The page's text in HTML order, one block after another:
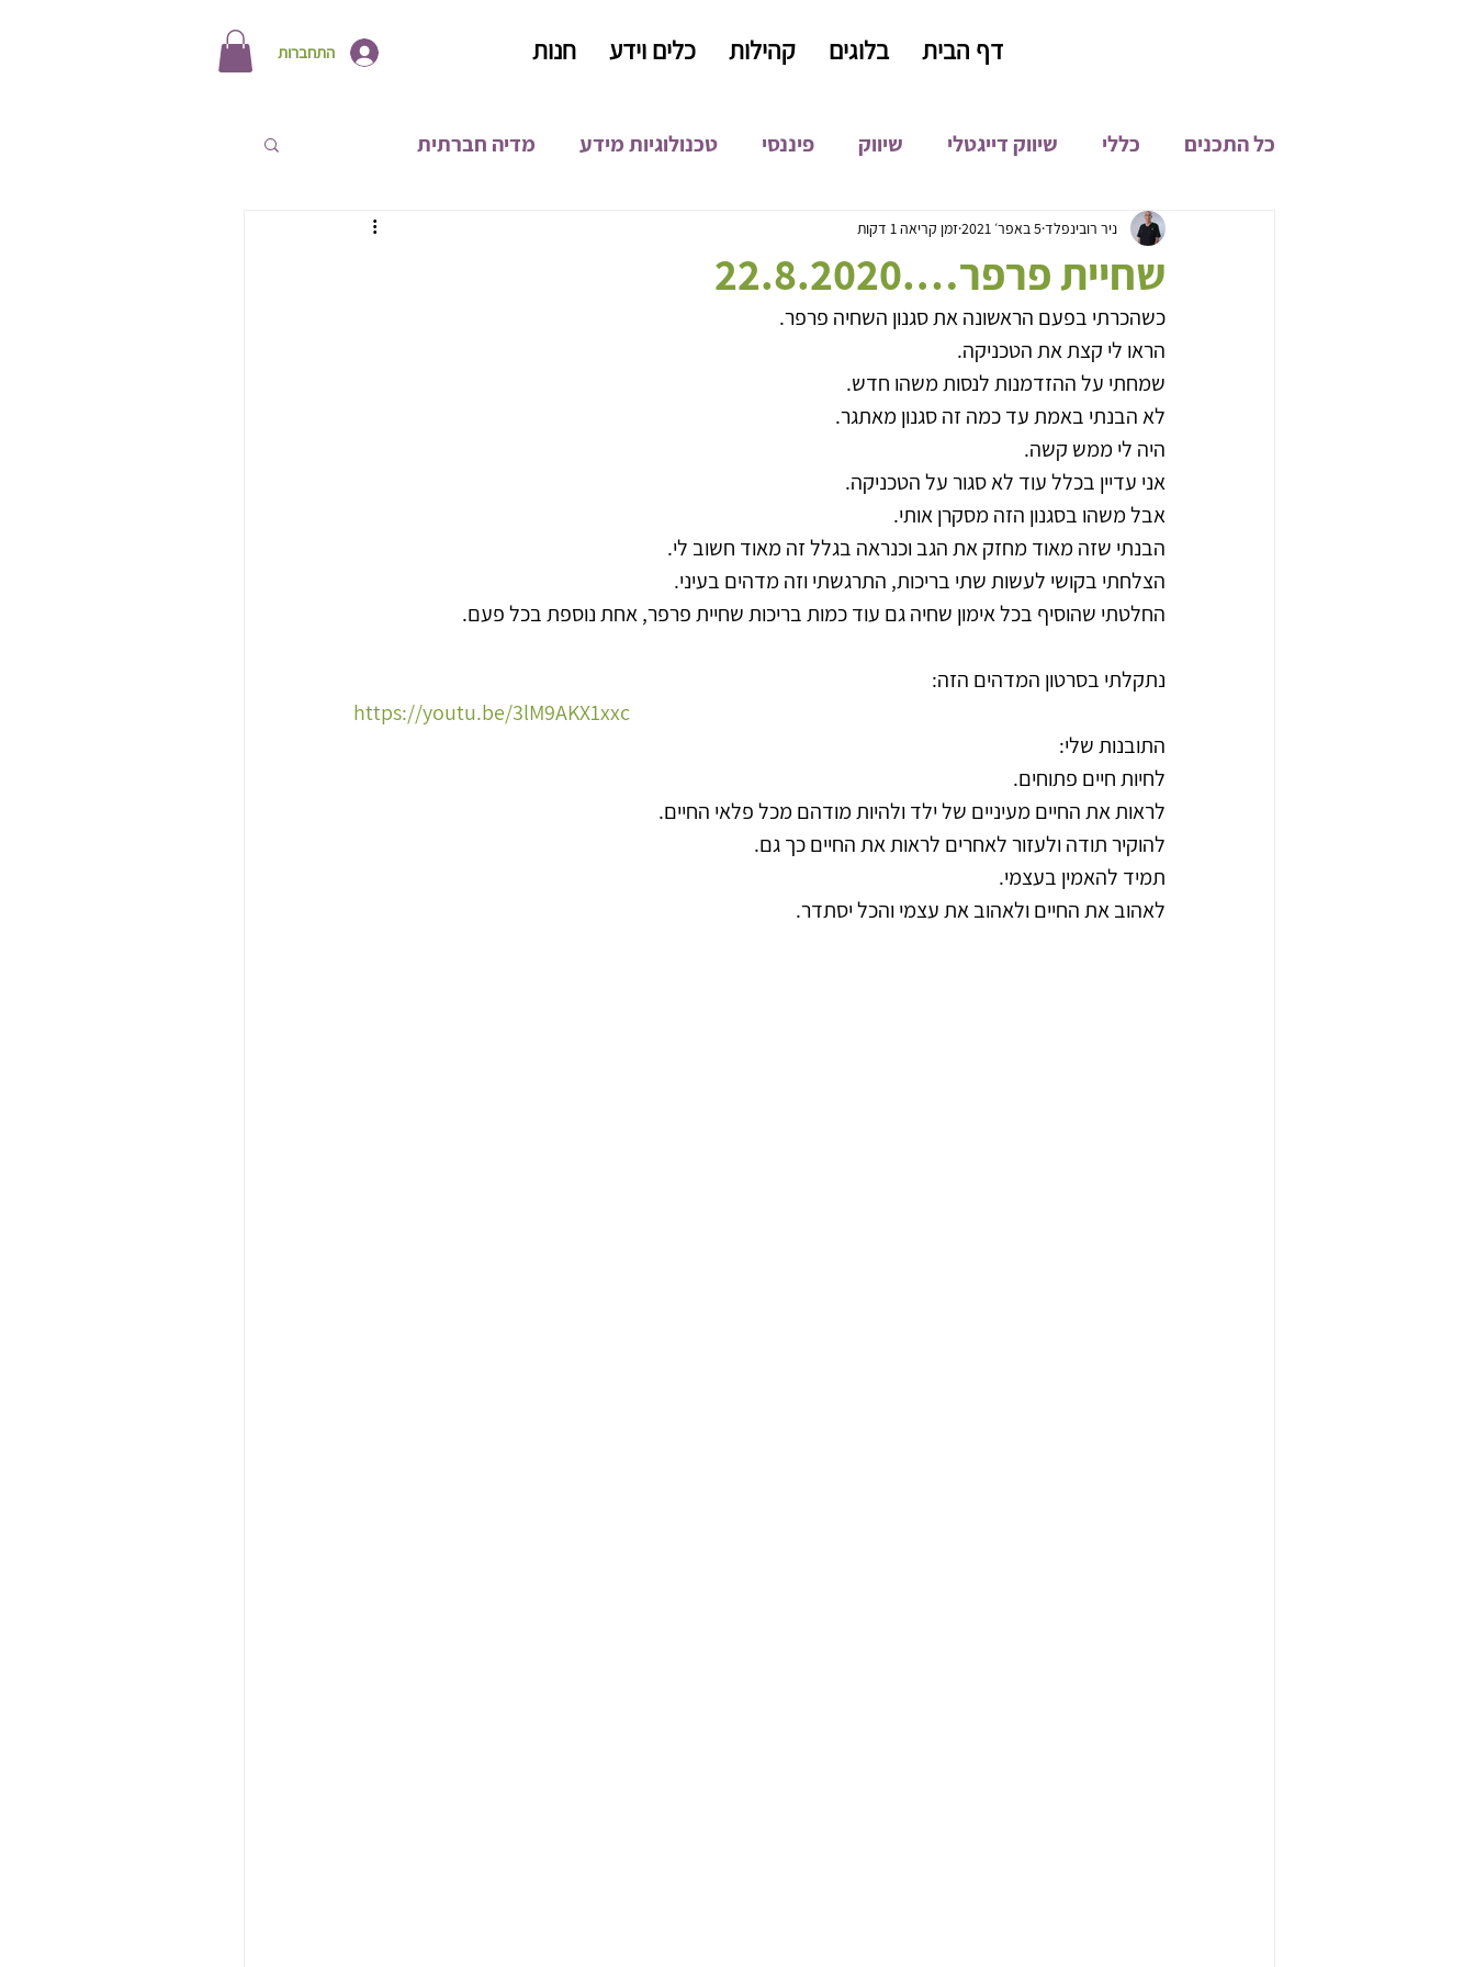
התחברות דף הבית בלוגים קהילות כלים וידע חנות
כל התכנים כללי שיווק דייגטלי שיווק פיננסי טכנולוגיות מידע מדיה חברתית
קהילת און ליין מיתוג קידום אורגני
פיתוח מוצרים חדשות פיתוח עסקי
שחיית פרפר….22.8.2020
ניר רובינפלד5 באפר׳ 2021 זמן קריאה 1 דקות
כשהכרתי בפעם הראשונה את סגנון השחיה פרפר.
הראו לי קצת את הטכניקה.
שמחתי על ההזדמנות לנסות משהו חדש.
לא הבנתי באמת עד כמה זה סגנון מאתגר.
היה לי ממש קשה.
אני עדיין בכלל עוד לא סגור על הטכניקה.
אבל משהו בסגנון הזה מסקרן אותי.
הבנתי שזה מאוד מחזק את הגב וכנראה בגלל זה מאוד חשוב לי.
הצלחתי בקושי לעשות שתי בריכות, התרגשתי וזה מדהים בעיני.
החלטתי שהוסיף בכל אימון שחיה גם עוד כמות בריכות שחיית פרפר, אחת נוספת בכל פעם.
נתקלתי בסרטון המדהים הזה:
https://youtu.be/3lM9AKX1xxc
התובנות שלי:
לחיות חיים פתוחים.
לראות את החיים מעיניים של ילד ולהיות מודהם מכל פלאי החיים.
להוקיר תודה ולעזור לאחרים לראות את החיים כך גם.
תמיד להאמין בעצמי.
לאהוב את החיים ולאהוב את עצמי והכל יסתדר.